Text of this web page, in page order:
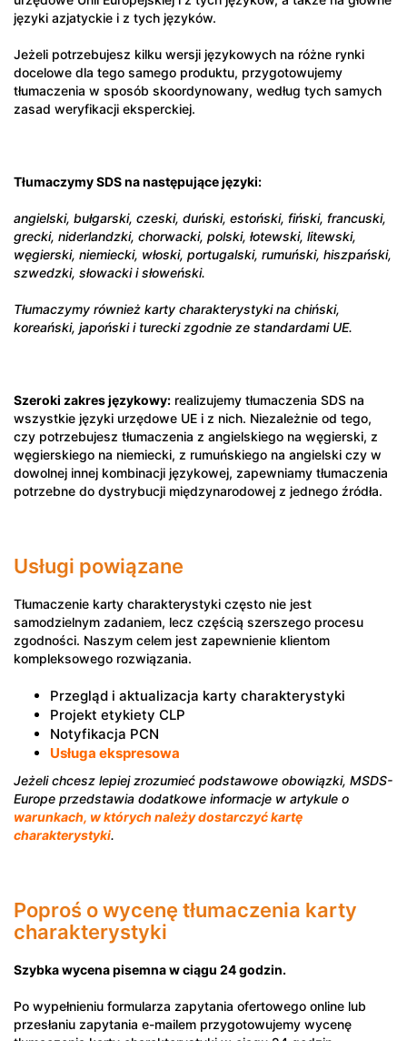
języki azjatyckie i z tych języków.
Jeżeli potrzebujesz kilku wersji językowych na różne rynki
docelowe dla tego samego produktu, przygotowujemy
tłumaczenia w sposób skoordynowany, według tych samych
zasad weryfikacji eksperckiej.
Tłumaczymy SDS na następujące języki:
angielski, bułgarski, czeski, duński, estoński, fiński, francuski,
grecki, niderlandzki, chorwacki, polski, łotewski, litewski,
węgierski, niemiecki, włoski, portugalski, rumuński, hiszpański,
szwedzki, słowacki i słoweński.
Tłumaczymy również karty charakterystyki na chiński,
koreański, japoński i turecki zgodnie ze standardami UE.
Szeroki zakres językowy: realizujemy tłumaczenia SDS na
wszystkie języki urzędowe UE i z nich. Niezależnie od tego,
czy potrzebujesz tłumaczenia z angielskiego na węgierski, z
węgierskiego na niemiecki, z rumuńskiego na angielski czy w
dowolnej innej kombinacji językowej, zapewniamy tłumaczenia
potrzebne do dystrybucji międzynarodowej z jednego źródła.
Usługi powiązane
Tłumaczenie karty charakterystyki często nie jest
samodzielnym zadaniem, lecz częścią szerszego procesu
zgodności. Naszym celem jest zapewnienie klientom
kompleksowego rozwiązania.
Przegląd i aktualizacja karty charakterystyki
Projekt etykiety CLP
Notyfikacja PCN
Usługa ekspresowa
Jeżeli chcesz lepiej zrozumieć podstawowe obowiązki, MSDS-
Europe przedstawia dodatkowe informacje w artykule o
warunkach, w których należy dostarczyć kartę
charakterystyki.
Poproś o wycenę tłumaczenia karty
charakterystyki
Szybka wycena pisemna w ciągu 24 godzin.
Po wypełnieniu formularza zapytania ofertowego online lub
przesłaniu zapytania e-mailem przygotowujemy wycenę